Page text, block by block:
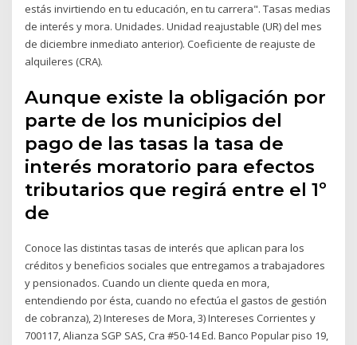
estás invirtiendo en tu educación, en tu carrera". Tasas medias
de interés y mora. Unidades. Unidad reajustable (UR) del mes
de diciembre inmediato anterior). Coeficiente de reajuste de
alquileres (CRA).
Aunque existe la obligación por
parte de los municipios del
pago de las tasas la tasa de
interés moratorio para efectos
tributarios que regirá entre el 1º
de
Conoce las distintas tasas de interés que aplican para los
créditos y beneficios sociales que entregamos a trabajadores
y pensionados. Cuando un cliente queda en mora,
entendiendo por ésta, cuando no efectúa el gastos de gestión
de cobranza), 2) Intereses de Mora, 3) Intereses Corrientes y
700117, Alianza SGP SAS, Cra #50-14 Ed. Banco Popular piso 19,